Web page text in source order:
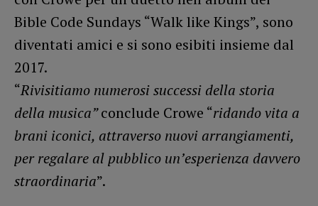
Bible Code Sundays “Walk like Kings”, sono
diventati amici e si sono esibiti insieme dal
2017.
“Rivisitiamo numerosi successi della storia
della musica”conclude Crowe “ridando vita a
brani iconici, attraverso nuovi arrangiamenti,
per regalare al pubblico un’esperienza davvero
straordinaria”.